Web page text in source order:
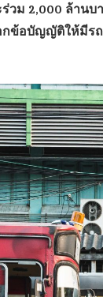
วม 2,000 ล้าน
ข้อบัญญัติให้มีร